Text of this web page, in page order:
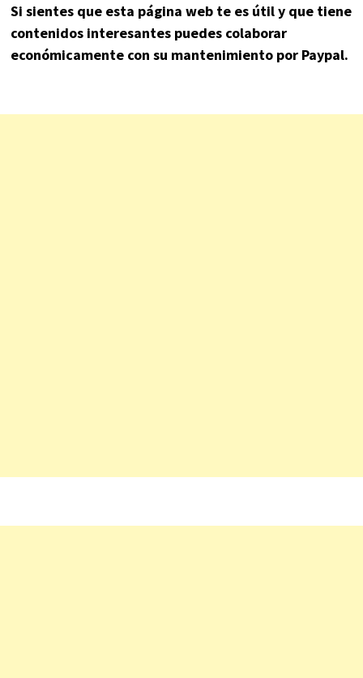
Si sientes que esta página web te es útil y que tiene
contenidos interesantes puedes colaborar
económicamente con su mantenimiento por Paypal.